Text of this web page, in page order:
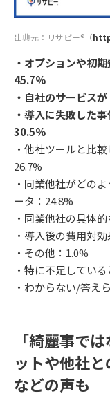
出典元：リサピー®︎（
・オプションや初
45.7%
・自社のサービス
・導入に失敗した
30.5%
・他社ツールと比
26.7%
・同業他社がどの
ータ：24.8%
・同業他社の具体
・導入後の費用対
・その他：1.0%
・特に不足してい
・わからない/答え
「綺麗事で
ットや他社と
などの声も